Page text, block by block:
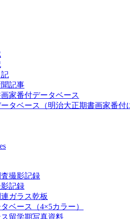
記事
家番付データベース
タベース（明治大正期書画家番付
撮影記録
記録
ガラス乾板
ベース（4×5カラー）
留学期写真資料